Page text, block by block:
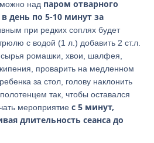
над паром отварного
день по 5-10 минут за
при редких соплях будет
с водой (1 л.) добавить 2 ст.л.
сырья ромашки, хвои, шалфея,
проварить на медленном
за стол, голову наклонить
так, чтобы оставался
мероприятиес 5 минут,
длительность сеанса до